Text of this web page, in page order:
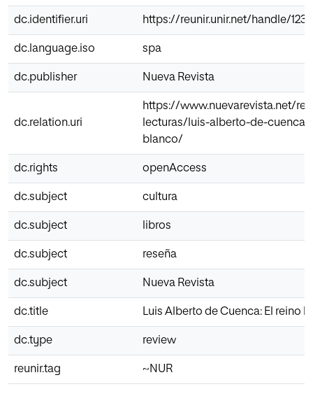
dc.identifier.uri https://reunir.unir.net/handle/
dc.language.iso spa
dc.publisher Nueva Revista
dc.relation.uri
https://www.nuevarevista.net/
lecturas/luis-alberto-de-cuenca-
blanco/
dc.rights openAccess
dc.subject cultura
dc.subject libros
dc.subject reseña
dc.subject Nueva Revista
dc.title Luis Alberto de Cuenca: El reino
dc.type review
reunir.tag ~NUR